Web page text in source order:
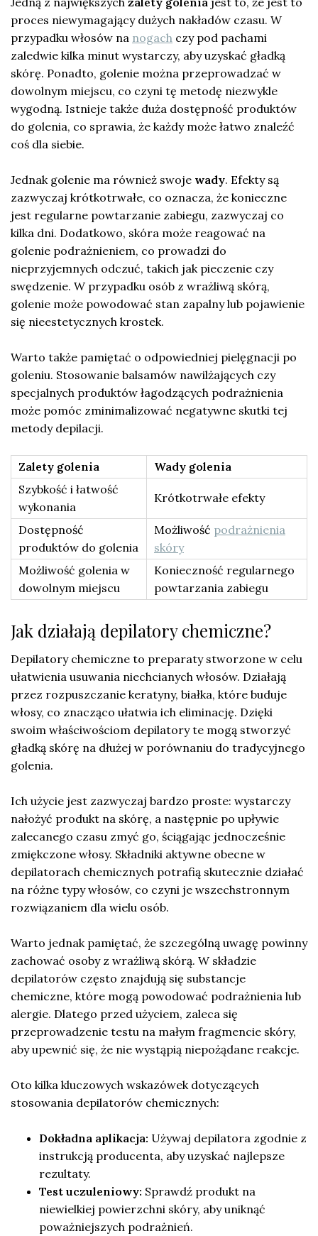
proces niewymagający dużych nakładów czasu. W
przypadku włosów na nogach czy pod pachami
zaledwie kilka minut wystarczy, aby uzyskać gładką
skórę. Ponadto, golenie można przeprowadzać w
dowolnym miejscu, co czyni tę metodę niezwykle
wygodną. Istnieje także duża dostępność produktów
do golenia, co sprawia, że każdy może łatwo znaleźć
coś dla siebie.
Jednak golenie ma również swoje wady. Efekty są
zazwyczaj krótkotrwałe, co oznacza, że konieczne
jest regularne powtarzanie zabiegu, zazwyczaj co
kilka dni. Dodatkowo, skóra może reagować na
golenie podrażnieniem, co prowadzi do
nieprzyjemnych odczuć, takich jak pieczenie czy
swędzenie. W przypadku osób z wrażliwą skórą,
golenie może powodować stan zapalny lub pojawienie
się nieestetycznych krostek.
Warto także pamiętać o odpowiedniej pielęgnacji po
goleniu. Stosowanie balsamów nawilżających czy
specjalnych produktów łagodzących podrażnienia
może pomóc zminimalizować negatywne skutki tej
metody depilacji.
Zalety golenia
Wady golenia
Szybkość i łatwość
wykonania
Krótkotrwałe efekty
Dostępność
produktów do golenia
Możliwość podrażnienia
skóry
Możliwość golenia w
dowolnym miejscu
Konieczność regularnego
powtarzania zabiegu
Jak działają depilatory chemiczne?
Depilatory chemiczne to preparaty stworzone w celu
ułatwienia usuwania niechcianych włosów. Działają
przez rozpuszczanie keratyny, białka, które buduje
włosy, co znacząco ułatwia ich eliminację. Dzięki
swoim właściwościom depilatory te mogą stworzyć
gładką skórę na dłużej w porównaniu do tradycyjnego
golenia.
Ich użycie jest zazwyczaj bardzo proste: wystarczy
nałożyć produkt na skórę, a następnie po upływie
zalecanego czasu zmyć go, ściągając jednocześnie
zmiękczone włosy. Składniki aktywne obecne w
depilatorach chemicznych potrafią skutecznie działać
na różne typy włosów, co czyni je wszechstronnym
rozwiązaniem dla wielu osób.
Warto jednak pamiętać, że szczególną uwagę powinny
zachować osoby z wrażliwą skórą. W składzie
depilatorów często znajdują się substancje
chemiczne, które mogą powodować podrażnienia lub
alergie. Dlatego przed użyciem, zaleca się
przeprowadzenie testu na małym fragmencie skóry,
aby upewnić się, że nie wystąpią niepożądane reakcje.
Oto kilka kluczowych wskazówek dotyczących
stosowania depilatorów chemicznych:
Dokładna aplikacja: Używaj depilatora zgodnie z
instrukcją producenta, aby uzyskać najlepsze
rezultaty.
Test uczuleniowy: Sprawdź produkt na
niewielkiej powierzchni skóry, aby uniknąć
poważniejszych podrażnień.